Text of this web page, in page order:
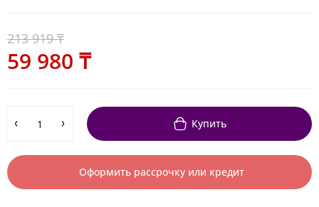
213 919 ₸
59 980 ₸
Купить
Оформить рассрочку или кредит